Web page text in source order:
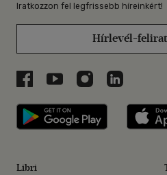
Iratkozzon fel legfrissebb híreinkért!
Hírlevél-
Libri a Facebookon
Libri a Youtube-on
Libri azLibri a
Libri
Libri